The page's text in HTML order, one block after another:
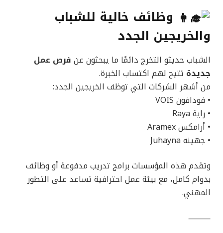
وظائف خالية للشباب
والخريجين الجدد
الشباب حديثو التخرج دائمًا ما يبحثون عن فرص عمل
جديدة تتيح لهم اكتساب الخبرة.
من أشهر الشركات التي توظف الخريجين الجدد:
• فودافون VOIS
• راية Raya
• أرامكس Aramex
• جهينه Juhayna
وتقدم هذه المؤسسات برامج تدريب مدفوعة أو وظائف
بدوام كامل، مع بيئة عمل احترافية تساعد على التطور
المهني.
⸻